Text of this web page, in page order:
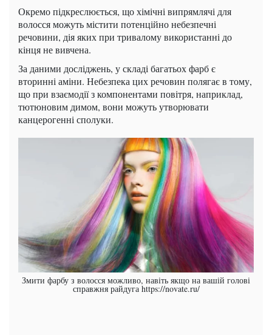
Окремо підкреслюється, що хімічні випрямлячі для
волосся можуть містити потенційно небезпечні
речовини, дія яких при тривалому використанні до
кінця не вивчена.
За даними досліджень, у складі багатьох фарб є
вторинні аміни. Небезпека цих речовин полягає в тому,
що при взаємодії з компонентами повітря, наприклад,
тютюновим димом, вони можуть утворювати
канцерогенні сполуки.
Змити фарбу з волосся можливо, навіть якщо на вашій голові
справжня райдуга https://novate.ru/